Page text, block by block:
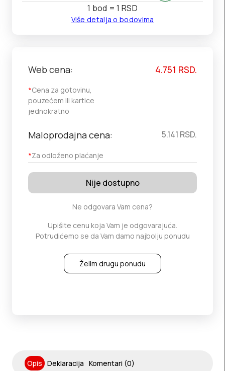
1 bod = 1 RSD
Više detalja o bodovima
Web cena:
*Cena za gotovinu,
pouzećem ili kartice
jednokratno
4.751 RSD.
Maloprodajna cena:
*Za odloženo plaćanje
5.141 RSD.
Nije dostupno
Ne odgovara Vam cena?
Upišite cenu koja Vam je odgovarajuća.
Potrudićemo se da Vam damo najbolju ponudu
Želim drugu ponudu
Opis Deklaracija Komentari (0)